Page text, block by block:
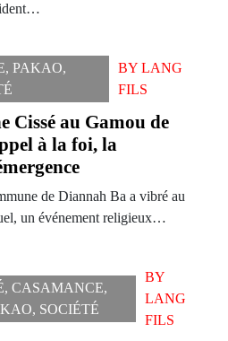
,PAKAO,
BYLANG
FILS
Cissé au Gamou de
à la foi, la
de Diannah Ba a vibré au
un événement religieux…
,CASAMANCE,
, SOCIÉTÉ
BY
LANG
FILS